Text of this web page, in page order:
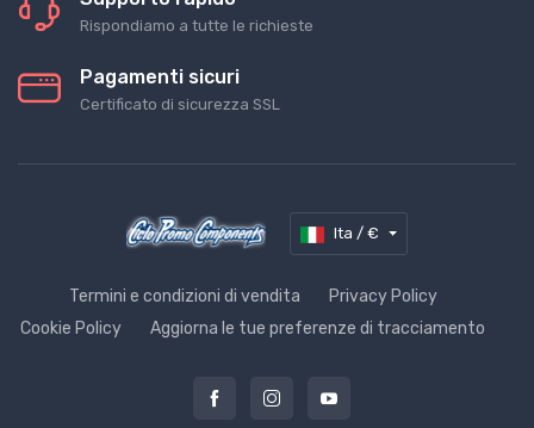
Rispondiamo a tutte le richieste
Pagamenti sicuri
Certificato di sicurezza SSL
Ita / €
Termini e condizioni di vendita
Privacy Policy
Cookie Policy
Aggiorna le tue preferenze di tracciamento